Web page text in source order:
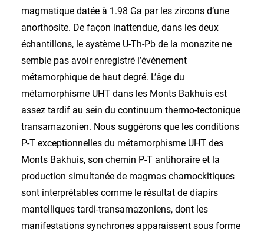
magmatique datée à 1.98 Ga par les zircons d’une
anorthosite. De façon inattendue, dans les deux
échantillons, le système U-Th-Pb de la monazite ne
semble pas avoir enregistré l’évènement
métamorphique de haut degré. L’âge du
métamorphisme UHT dans les Monts Bakhuis est
assez tardif au sein du continuum thermo-tectonique
transamazonien. Nous suggérons que les conditions
P-T exceptionnelles du métamorphisme UHT des
Monts Bakhuis, son chemin P-T antihoraire et la
production simultanée de magmas charnockitiques
sont interprétables comme le résultat de diapirs
mantelliques tardi-transamazoniens, dont les
manifestations synchrones apparaissent sous forme